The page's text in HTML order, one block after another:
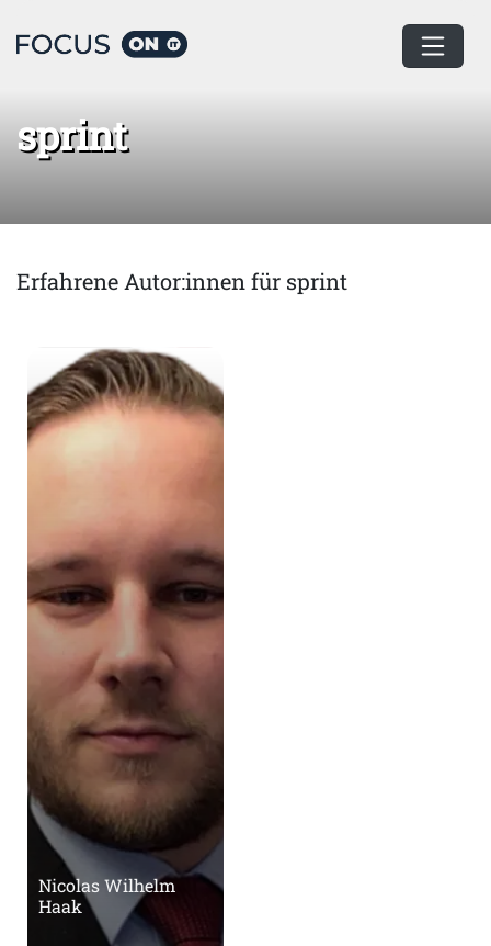
Home sprint
sprint
Erfahrene Autor:innen für sprint
Nicolas Wilhelm
Haak